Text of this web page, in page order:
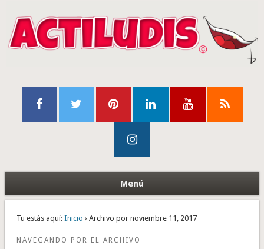
Menú
Tu estás aquí: Inicio › Archivo por noviembre 11, 2017
NAVEGANDO POR EL ARCHIVO